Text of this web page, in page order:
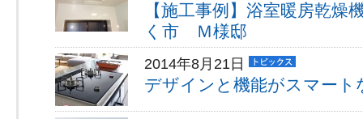
【施工事例】浴室暖房乾
く市 Ｍ様邸
2014年8月21日
デザインと機能がスマート